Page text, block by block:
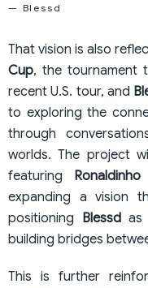
— Blessd
That vision is also
Cup, the tournament
recent U.S. tour, and
to exploring the
through
worlds. The project
featuring
Ronaldinho
expanding a vision
positioning
Blessdas
building bridges
This is further